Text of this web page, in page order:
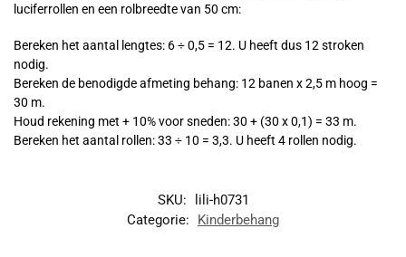
luciferrollen en een rolbreedte van 50 cm:
Bereken het aantal lengtes: 6 ÷ 0,5 = 12. U heeft dus 12 stroken
nodig.
Bereken de benodigde afmeting behang: 12 banen x 2,5 m hoog =
30 m.
Houd rekening met + 10% voor sneden: 30 + (30 x 0,1) = 33 m.
Bereken het aantal rollen: 33 ÷ 10 = 3,3. U heeft 4 rollen nodig.
SKU:
lili-h0731
Categorie:
Kinderbehang